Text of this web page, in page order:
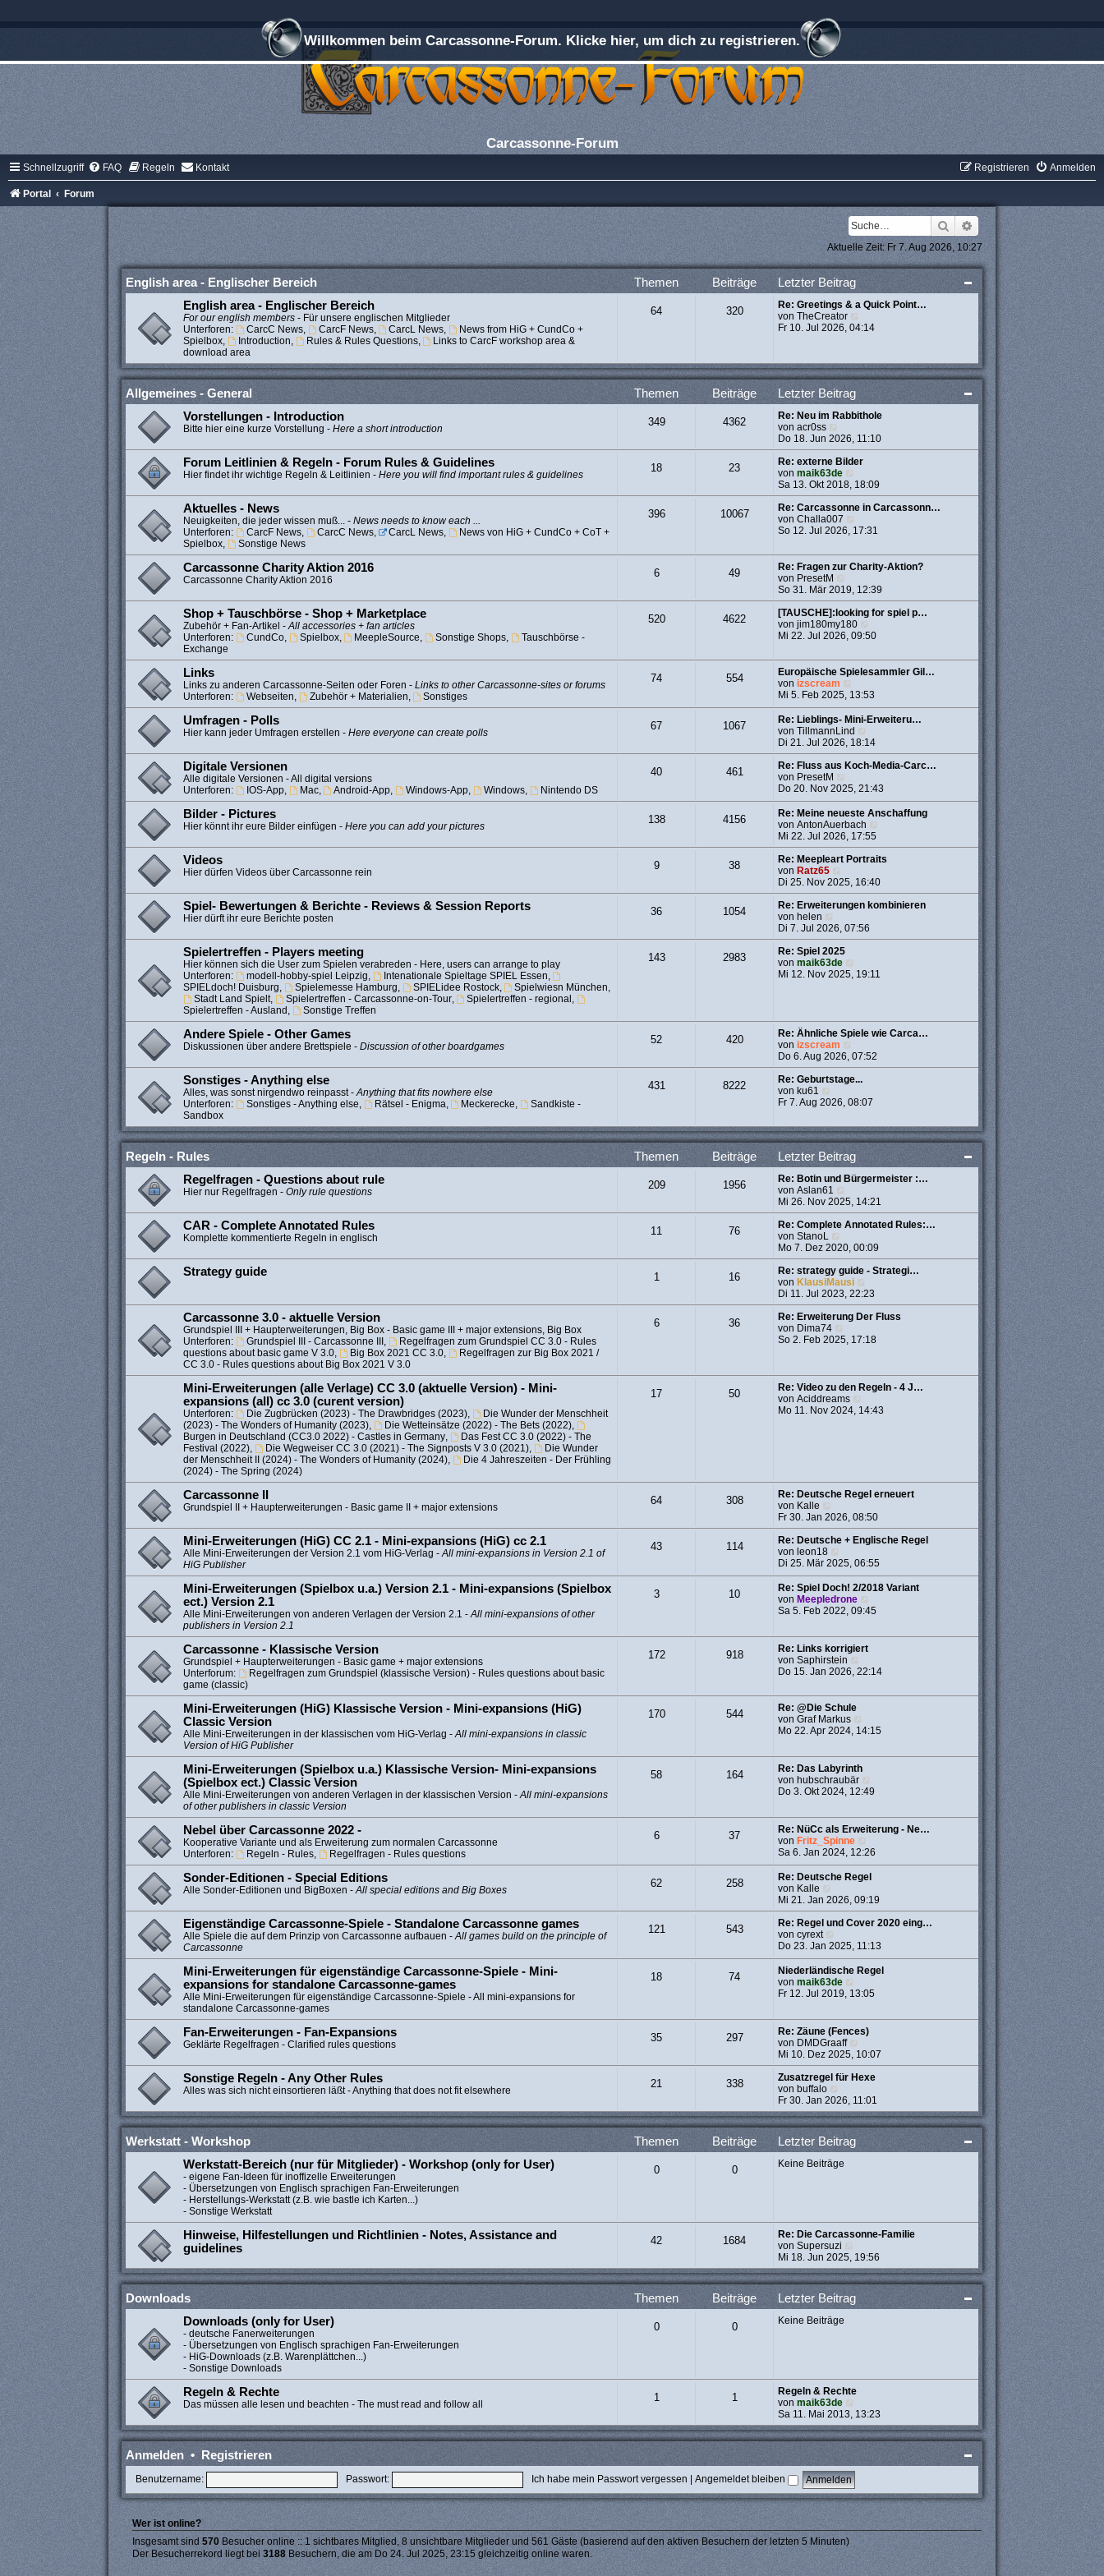
Willkommen beim Carcassonne-Forum. Klicke hier, um dich zu registrieren.
Carcassonne-Forum
Schnellzugriff FAQ Regeln Kontakt Anmelden
Registrieren
Portal Forum
Suche Erweiterte Suche
Aktuelle Zeit: Fr 7. Aug 2026, 10:27
English area - Englischer Bereich Themen Beiträge Letzter Beitrag
English area - Englischer Bereich
For our english members- Für unsere englischen Mitglieder
Unterforen:
CarcC News, CarcF News, CarcL News,
News from HiG + CundCo +
Spielbox, Introduction, Rules & Rules Questions,
Links to CarcF workshop area &
download area
64 320
Re: Greetings & a Quick Point…
vonTheCreator
e
s
t
B
e
t
r
a
Fr 10. Jul 2026, 04:14
Allgemeines - General Themen Beiträge Letzter Beitrag
Vorstellungen - Introduction
Bitte hier eine kurze Vorstellung - Here a short introduction
349 4362
Re: Neu im Rabbithole
vonacr0ss
e
u
e
s
t
e
r
B
e
t
r
a
g
Do 18. Jun 2026, 11:10
Forum Leitlinien & Regeln - Forum Rules & Guidelines
Hier findet ihr wichtige Regeln & Leitlinien - Here you will find important rules & guidelines
18 23
Re: externe Bilder
vonmaik63de
e
u
e
t
r
B
t
r
a
g
Sa 13. Okt 2018, 18:09
Aktuelles - News
Neuigkeiten, die jeder wissen muß... - News needs to know each ...
Unterforen:
CarcF News, CarcC News, CarcL News,
News von HiG + CundCo + CoT +
Spielbox, Sonstige News
396 10067
Re: Carcassonne in Carcassonn…
vonChalla007
e
e
s
e
r
B
e
i
a
So 12. Jul 2026, 17:31
Carcassonne Charity Aktion 2016
Carcassonne Charity Aktion 2016
6 49
Re: Fragen zur Charity-Aktion?
von PresetM
e
u
e
s
r
B
e
r
a
g
So 31. Mär 2019, 12:39
Shop + Tauschbörse - Shop + Marketplace
Zubehör + Fan-Artikel -All accessories + fan articles
Unterforen:
CundCo, Spielbox, MeepleSource, Sonstige Shops,
Tauschbörse -
Exchange
520 4622
[TAUSCHE]:looking for spiel p…
vonjim180my180
e
e
s
e
B
i
r
g
Mi 22. Jul 2026, 09:50
Links
Links zu anderen Carcassonne-Seiten oder Foren - Links to other Carcassonne-sites or forums
Unterforen:
Webseiten, Zubehör + Materialien, Sonstiges
74 554
Europäische Spielesammler Gil…
von izscream
e
u
e
s
t
e
r
e
t
r
a
Mi 5. Feb 2025, 13:53
Umfragen - Polls
Hier kann jeder Umfragen erstellen - Here everyone can create polls
67 1067
Re: Lieblings- Mini-Erweiteru…
vonTillmannLind
e
u
e
e
r
B
e
i
t
a
g
Di 21. Jul 2026, 18:14
Digitale Versionen
Alle digitale Versionen - All digital versions
Unterforen:
IOS-App, Mac, Android-App, Windows-App, Windows, Nintendo DS
40 461
Re: Fluss aus Koch-Media-Carc…
von PresetM
e
u
e
s
e
r
e
i
t
a
g
Do 20. Nov 2025, 21:43
Bilder - Pictures
Hier könnt ihr eure Bilder einfügen - Here you can add your pictures
138 4156
Re: Meine neueste Anschaffung
vonAntonAuerbach
u
e
t
e
r
i
Mi 22. Jul 2026, 17:55
Videos
Hier dürfen Videos über Carcassonne rein
9 38
Re: Meepleart Portraits
von Ratz65
e
u
e
e
r
B
e
a
g
Di 25. Nov 2025, 16:40
Spiel- Bewertungen & Berichte - Reviews & Session Reports
Hier dürft ihr eure Berichte posten
36 1054
Re: Erweiterungen kombinieren
von helen
e
u
e
s
t
e
i
t
r
a
g
Di 7. Jul 2026, 07:56
Spielertreffen - Players meeting
Hier können sich die User zum Spielen verabreden - Here, users can arrange to play
Unterforen:
modell-hobby-spiel Leipzig, Intenationale Spieltage SPIEL Essen,
SPIELdoch! Duisburg, Spielemesse Hamburg, SPIELidee Rostock, Spielwiesn München,
Stadt Land Spielt, Spielertreffen - Carcassonne-on-Tour, Spielertreffen - regional ,
Spielertreffen - Ausland , Sonstige Treffen
143 2983
Re: Spiel 2025
vonmaik63de
e
t
e
B
e
r
Mi 12. Nov 2025, 19:11
Andere Spiele - Other Games
Diskussionen über andere Brettspiele - Discussion of other boardgames
52 420
Re: Ähnliche Spiele wie Carca…
von izscream
e
u
e
t
r
B
e
i
t
r
g
Do 6. Aug 2026, 07:52
Sonstiges - Anything else
Alles, was sonst nirgendwo reinpasst -Anything that fits nowhere else
Unterforen:
Sonstiges - Anything else, Rätsel - Enigma, Meckerecke,
Sandkiste -
Sandbox
431 8222
Re: Geburtstage...
von ku61
e
e
s
e
r
B
e
i
t
r
a
g
Fr 7. Aug 2026, 08:07
Regeln - Rules Themen Beiträge Letzter Beitrag
Regelfragen - Questions about rule
Hier nur Regelfragen - Only rule questions
209 1956
Re: Botin und Bürgermeister :…
vonAslan61
e
u
e
t
e
r
B
e
i
t
Mi 26. Nov 2025, 14:21
CAR - Complete Annotated Rules
Komplette kommentierte Regeln in englisch
11 76
Re: Complete Annotated Rules:…
vonStanoL
e
u
e
s
t
e
r
B
e
r
a
g
Mo 7. Dez 2020, 00:09
Strategy guide 1 16
Re: strategy guide - Strategi…
von KlausiMausi
e
u
e
t
B
e
t
Di 11. Jul 2023, 22:23
Carcassonne 3.0 - aktuelle Version
Grundspiel III + Haupterweiterungen, Big Box - Basic game III + major extensions, Big Box
Unterforen:
Grundspiel III - Carcassonne III ,
Regelfragen zum Grundspiel CC 3.0 - Rules
questions about basic game V 3.0, Big Box 2021 CC 3.0,
Regelfragen zur Big Box 2021 /
CC 3.0 - Rules questions about Big Box 2021 V 3.0
6 36
Re: Erweiterung Der Fluss
von Dima74
e
s
t
e
r
g
So 2. Feb 2025, 17:18
Mini-Erweiterungen (alle Verlage) CC 3.0 (aktuelle Version) - Mini-
expansions (all) cc 3.0 (curent version)
Unterforen: Die Zugbrücken (2023) - The Drawbridges (2023),
Die Wunder der Menschheit
(2023) - The Wonders of Humanity (2023), Die Wetteinsätze (2022) - The Bets (2022),
Burgen in Deutschland (CC3.0 2022) - Castles in Germany,
Das Fest CC 3.0 (2022) - The
Festival (2022), Die Wegweiser CC 3.0 (2021) - The Signposts V 3.0 (2021),
Die Wunder
der Menschheit II (2024) - The Wonders of Humanity (2024),
Die 4 Jahreszeiten - Der Frühling
(2024) - The Spring (2024)
17 50
Re: Video zu den Regeln - 4 J…
vonAciddreams
e
B
e
i
r
a
g
Mo 11. Nov 2024, 14:43
Carcassonne II
Grundspiel II + Haupterweiterungen - Basic game II + major extensions
64 308
Re: Deutsche Regel erneuert
von Kalle
e
u
e
s
t
e
r
B
e
a
g
Fr 30. Jan 2026, 08:50
Mini-Erweiterungen (HiG) CC 2.1 - Mini-expansions (HiG) cc 2.1
Alle Mini-Erweiterungen der Version 2.1 vom HiG-Verlag -All mini-expansions in Version 2.1 of
HiG Publisher
43 114
Re: Deutsche + Englische Regel
von leon18
e
u
e
s
t
B
e
i
t
g
Di 25. Mär 2025, 06:55
Mini-Erweiterungen (Spielbox u.a.) Version 2.1 - Mini-expansions (Spielbox
ect.) Version 2.1
Alle Mini-Erweiterungen von anderen Verlagen der Version 2.1 -All mini-expansions of other
publishers in Version 2.1
3 10
Re: Spiel Doch! 2/2018 Variant
von Meepledrone
e
e
t
r
g
Sa 5. Feb 2022, 09:45
Carcassonne - Klassische Version
Grundspiel + Haupterweiterungen - Basic game + major extensions
Unterforum:
Regelfragen zum Grundspiel (klassische Version) - Rules questions about basic
game (classic)
172 918
Re: Links korrigiert
vonSaphirstein
e
e
t
e
i
r
g
Do 15. Jan 2026, 22:14
Mini-Erweiterungen (HiG) Klassische Version - Mini-expansions (HiG)
Classic Version
Alle Mini-Erweiterungen in der klassischen vom HiG-Verlag -All mini-expansions in classic
Version of HiG Publisher
170 544
Re: @Die Schule
vonGraf Markus
e
t
e
i
t
r
a
g
Mo 22. Apr 2024, 14:15
Mini-Erweiterungen (Spielbox u.a.) Klassische Version- Mini-expansions
(Spielbox ect.) Classic Version
Alle Mini-Erweiterungen von anderen Verlagen in der klassischen Version -All mini-expansions
of other publishers in classic Version
58 164
Re: Das Labyrinth
von hubschraubär
e
s
e
t
a
g
Do 3. Okt 2024, 12:49
Nebel über Carcassonne 2022 -
Kooperative Variante und als Erweiterung zum normalen Carcassonne
Unterforen:
Regeln - Rules, Regelfragen - Rules questions
6 37
Re: NüCc als Erweiterung - Ne…
von Fritz_Spinne
e
u
e
t
e
r
e
t
a
Sa 6. Jan 2024, 12:26
Sonder-Editionen - Special Editions
Alle Sonder-Editionen und BigBoxen -All special editions and Big Boxes
62 258
Re: Deutsche Regel
von Kalle
e
u
e
s
t
e
r
B
e
r
a
g
Mi 21. Jan 2026, 09:19
Eigenständige Carcassonne-Spiele - Standalone Carcassonne games
Alle Spiele die auf dem Prinzip von Carcassonne aufbauen -All games build on the principle of
Carcassonne
121 543
Re: Regel und Cover 2020 eing…
voncyrext
e
u
e
s
t
B
e
i
t
r
a
g
Do 23. Jan 2025, 11:13
Mini-Erweiterungen für eigenständige Carcassonne-Spiele - Mini-
expansions for standalone Carcassonne-games
Alle Mini-Erweiterungen für eigenständige Carcassonne-Spiele - All mini-expansions for
standalone Carcassonne-games
18 74
Niederländische Regel
vonmaik63de
e
s
t
e
B
i
r
a
g
Fr 12. Jul 2019, 13:05
Fan-Erweiterungen - Fan-Expansions
Geklärte Regelfragen - Clarified rules questions
35 297
Re: Zäune (Fences)
von DMDGraaff
e
u
e
t
e
r
Mi 10. Dez 2025, 10:07
Sonstige Regeln - Any Other Rules
Alles was sich nicht einsortieren läßt - Anything that does not fit elsewhere
21 338
Zusatzregel für Hexe
von buffalo
e
u
e
t
r
r
a
g
Fr 30. Jan 2026, 11:01
Werkstatt - Workshop Themen Beiträge Letzter Beitrag
Werkstatt-Bereich (nur für Mitglieder) - Workshop (only for User)
- eigene Fan-Ideen für inoffizelle Erweiterungen
- Übersetzungen von Englisch sprachigen Fan-Erweiterungen
- Herstellungs-Werkstatt (z.B. wie bastle ich Karten...)
- Sonstige Werkstatt
0 0 Keine Beiträge
Hinweise, Hilfestellungen und Richtlinien - Notes, Assistance and
guidelines
42 1684
Re: Die Carcassonne-Familie
vonSupersuzi
e
u
e
t
r
a
Mi 18. Jun 2025, 19:56
Downloads Themen Beiträge Letzter Beitrag
Downloads (only for User)
- deutsche Fanerweiterungen
- Übersetzungen von Englisch sprachigen Fan-Erweiterungen
- HiG-Downloads (z.B. Warenplättchen...)
- Sonstige Downloads
0 0 Keine Beiträge
Regeln & Rechte
Das müssen alle lesen und beachten - The must read and follow all
1 1
Regeln & Rechte
vonmaik63de
e
u
e
B
e
i
t
a
Sa 11. Mai 2013, 13:23
Anmelden• Registrieren
Benutzername: Passwort: Ich habe mein Passwort vergessen Angemeldet bleiben
Wer ist online?
Insgesamt sind570Besucher online :: 1 sichtbares Mitglied, 8 unsichtbare Mitglieder und 561 Gäste (basierend auf den aktiven Besuchern der letzten 5 Minuten)
Der Besucherrekord liegt bei 3188Besuchern, die am Do 24. Jul 2025, 23:15 gleichzeitig online waren.